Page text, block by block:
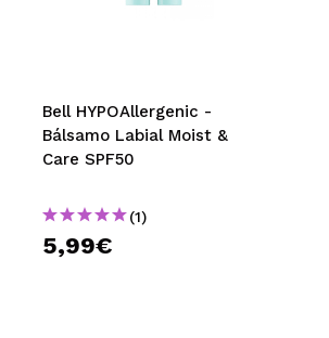
TRAVEL SIZE
NATURE
DESCONTOS
Bell HYPOAllergenic -
Bálsamo Labial Moist &
Care SPF50
(1)
5,99€